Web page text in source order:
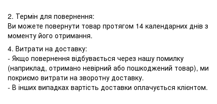
2. Термін для повернення:
Ви можете повернути товар протягом 14 календарних днів з
моменту його отримання.
4. Витрати на доставку:
- Якщо повернення відбувається через нашу помилку
(наприклад, отримано невірний або пошкоджений товар), ми
покриємо витрати на зворотну доставку.
- В інших випадках вартість доставки оплачується клієнтом.